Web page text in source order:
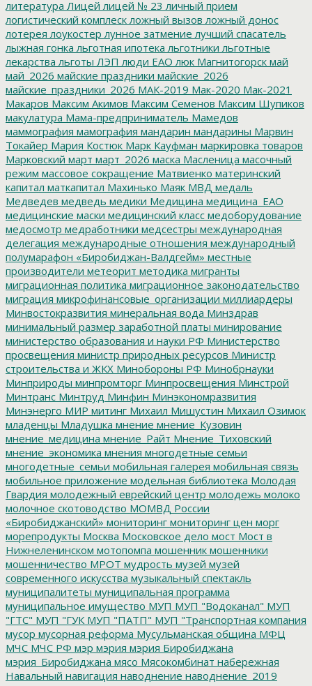
литература Лицей лицей № 23 личный прием
логистический комплеск ложный вызов ложный донос
лотерея лоукостер лунное затмение лучший спасатель
лыжная гонка льготная ипотека льготники льготные
лекарства льготы ЛЭП люди ЕАО люк Магнитогорск май
май_2026 майские праздники майские_2026
майские_праздники_2026 МАК-2019 Мак-2020 Мак-2021
Макаров Максим Акимов Максим Семенов Максим Шупиков
макулатура Мама-предприниматель Мамедов
маммография мамография мандарин мандарины Марвин
Токайер Мария Костюк Марк Кауфман маркировка товаров
Марковский март март_2026 маска Масленица масочный
режим массовое сокращение Матвиенко материнский
капитал маткапитал Махинько Маяк МВД медаль
Медведев медведь медики Медицина медицина_ЕАО
медицинские маски медицинский класс медоборудование
медосмотр медработники медсестры международная
делегация международные отношения международный
полумарафон «Биробиджан-Валдгейм» местные
производители метеорит методика мигранты
миграционная политика миграционное законодательство
миграция микрофинансовые_организации миллиардеры
Минвостокразвития минеральная вода Минздрав
минимальный размер заработной платы минирование
министерство образования и науки РФ Министерство
просвещения министр природных ресурсов Министр
строительства и ЖКХ Минобороны РФ Минобрнауки
Минприроды минпромторг Минпросвещения Минстрой
Минтранс Минтруд Минфин Минэкономразвития
Минэнерго МИР митинг Михаил Мишустин Михаил Озимок
младенцы Младушка мнение мнение_Кузовин
мнение_медицина мнение_Райт Мнение_Тиховский
мнение_экономика мнения многодетные семьи
многодетные_семьи мобильная галерея мобильная связь
мобильное приложение модельная библиотека Молодая
Гвардия молодежный еврейский центр молодежь молоко
молочное скотоводство МОМВД России
«Биробиджанский» мониторинг мониторинг цен морг
морепродукты Москва Московское дело мост Мост в
Нижнеленинском мотопомпа мошенник мошенники
мошенничество МРОТ мудрость музей музей
современного искусства музыкальный спектакль
муниципалитеты муниципальная программа
муниципальное имущество МУП МУП "Водоканал" МУП
"ГТС" МУП "ГУК МУП "ПАТП" МУП "Транспортная компания
мусор мусорная реформа Мусульманская община МФЦ
МЧС МЧС РФ мэр мэрия мэрия Биробиджана
мэрия_Биробиджана мясо Мясокомбинат набережная
Навальный навигация наводнение наводнение_2019